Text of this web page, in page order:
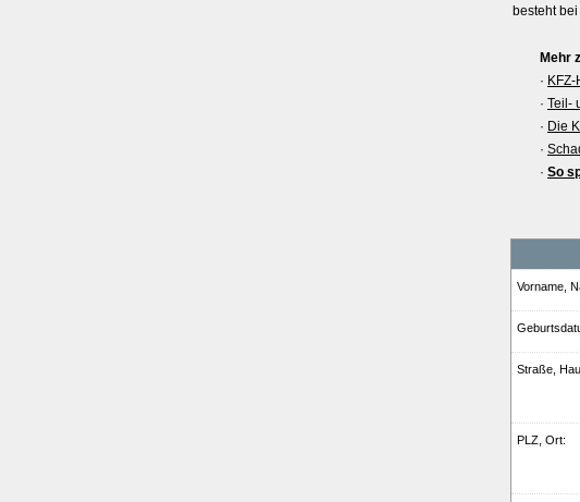
besteht
Mehr
·
· Teil-
· Die
·
· So
Vorname,
Straße,
PLZ, Ort: